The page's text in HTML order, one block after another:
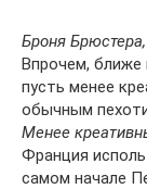
Броня
Впрочем, ближе
пусть менее
обычным
Менее
Франция
самом начале